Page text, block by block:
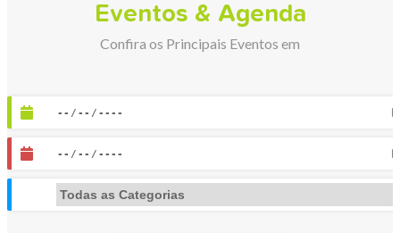
Eventos & Agenda
Confira os Principais Eventos em